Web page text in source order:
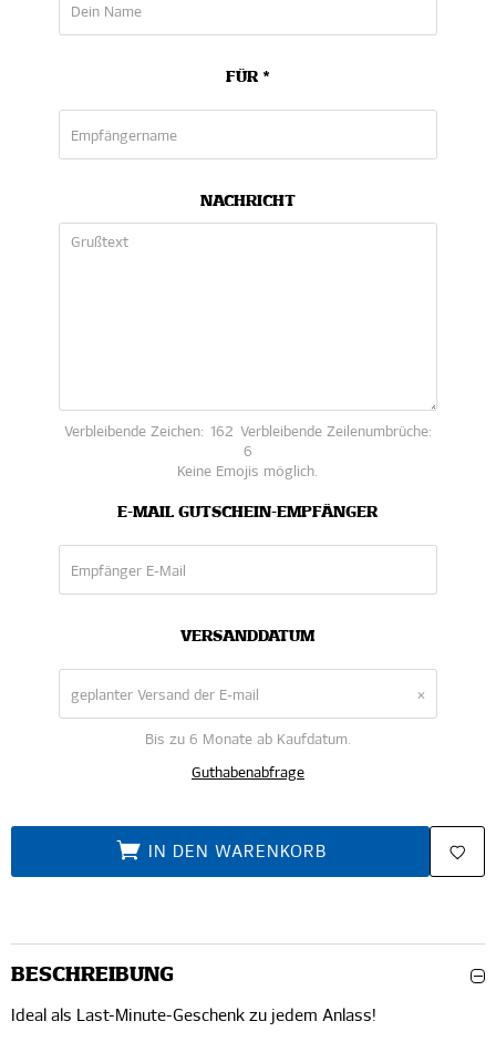
FÜR *
NACHRICHT
Verbleibende Zeichen: 162 Verbleibende Zeilenumbrüche:
6
Keine Emojis möglich.
E-MAIL GUTSCHEIN-EMPFÄNGER
VERSANDDATUM
×
Bis zu 6 Monate ab Kaufdatum.
Guthabenabfrage
IN DEN WARENKORB
BESCHREIBUNG
Ideal als Last-Minute-Geschenk zu jedem Anlass!